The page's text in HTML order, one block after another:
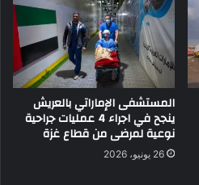
المستشفى الإماراتي بالعريش
ينجح في اجراء 4 عمليات جراحية
نوعية لمرضى من قطاع غزة
26 يونيو، 2026